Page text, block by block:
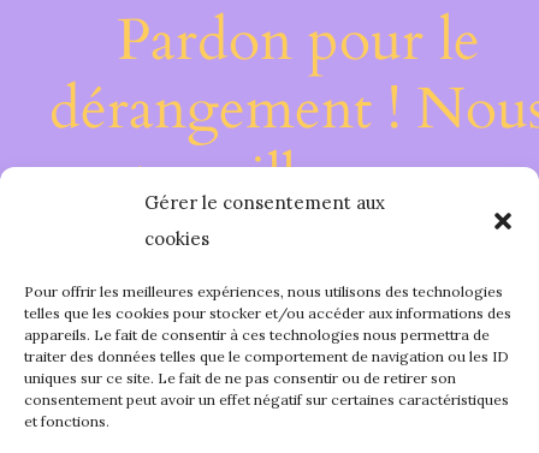
Gérer le consentement aux
cookies
Pour offrir les meilleures expériences, nous utilisons des technologies
telles que les cookies pour stocker et/ou accéder aux informations des
appareils. Le fait de consentir à ces technologies nous permettra de
traiter des données telles que le comportement de navigation ou les ID
uniques sur ce site. Le fait de ne pas consentir ou de retirer son
consentement peut avoir un effet négatif sur certaines caractéristiques
et fonctions.
Pardon pour le
dérangement !
travaillons sur
quelque chose de
fantastique –
bientôt !